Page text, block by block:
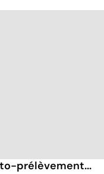
prélèvement...